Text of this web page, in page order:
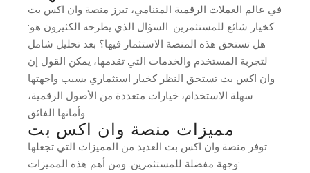
في عالم العملات الرقمية المتنامي، تبرز منصة وان اكس بت
كخيار شائع للمستثمرين. السؤال الذي يطرحه الكثيرون هو:
هل تستحق هذه المنصة الاستثمار فيها؟ بعد تحليل شامل
لتجربة المستخدم والخدمات التي تقدمها، يمكن القول إن
وان اكس بت تستحق النظر كخيار استثماري بسبب واجهتها
سهلة الاستخدام، خيارات متعددة من الأصول الرقمية،
وأمانها الفائق.
مميزات منصة وان اكس بت
توفر منصة وان اكس بت العديد من المميزات التي تجعلها
وجهة مفضلة للمستثمرين. ومن أهم هذه المميزات: